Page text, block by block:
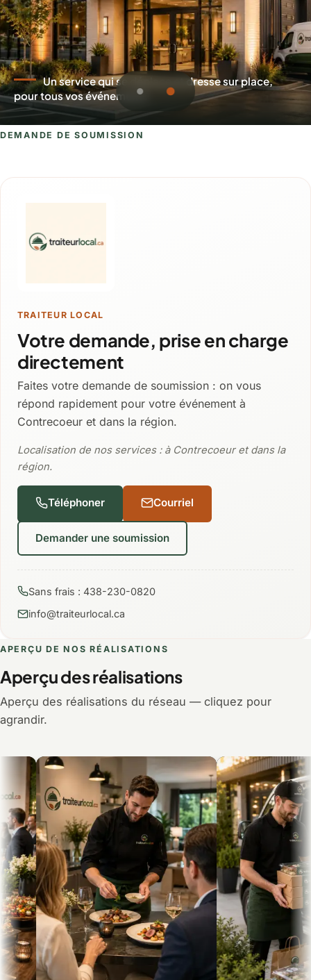
Un service qui se déplace et dresse sur place,
pour tous vos événements
DEMANDE DE SOUMISSION
TRAITEUR LOCAL
Votre demande, prise en charge
directement
Faites votre demande de soumission : on vous
répond rapidement pour votre événement à
Contrecoeur et dans la région.
Localisation de nos services : à Contrecoeur et dans la
région.
Téléphoner Courriel
Demander une soumission
Sans frais : 438-230-0820
info@traiteurlocal.ca
APERÇU DE NOS RÉALISATIONS
Aperçu des réalisations
Aperçu des réalisations du réseau — cliquez pour
agrandir.